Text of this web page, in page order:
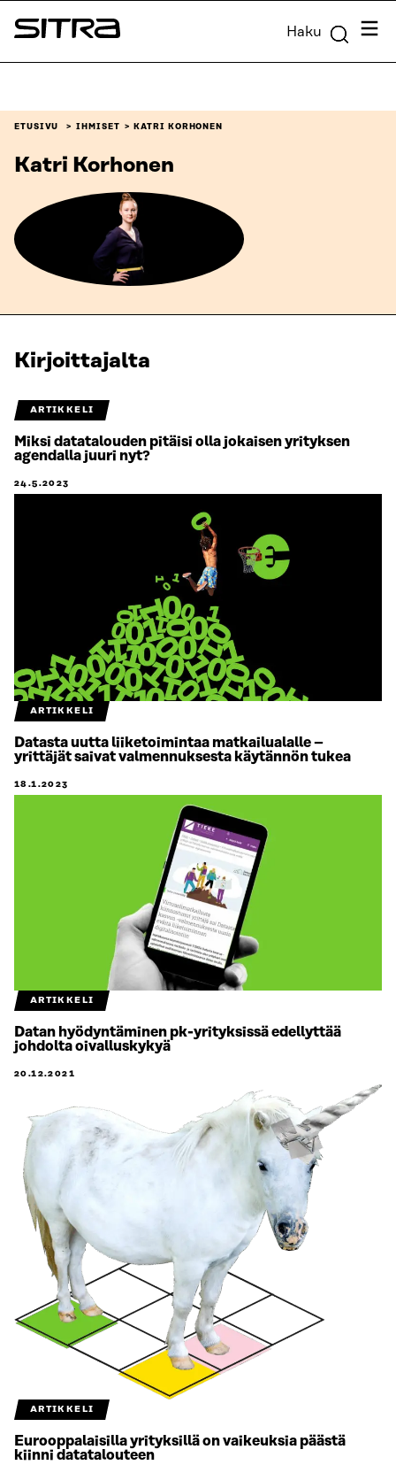
Siirry
suoraan
Sitra Haku
ETUSIVU IHMISET KATRI KORHONEN
Katri Korhonen
Kirjoittajalta
ARTIKKELI
Miksi datatalouden pitäisi olla jokaisen yrityksen
agendalla juuri nyt?
24.5.2023
ARTIKKELI
Datasta uutta liiketoimintaa matkailualalle –
yrittäjät saivat valmennuksesta käytännön tukea
18.1.2023
ARTIKKELI
Datan hyödyntäminen pk-yrityksissä edellyttää
johdolta oivalluskykyä
20.12.2021
ARTIKKELI
Eurooppalaisilla yrityksillä on vaikeuksia päästä
kiinni datatalouteen